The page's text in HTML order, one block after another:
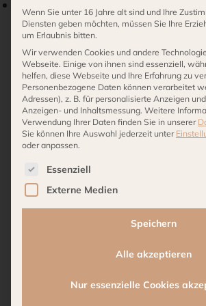
FORM UND FUNKTION:
höhenverstellbar (68–100cm),
Bedienung: Feuer = an, pusten = aus
49,90€
inkl. 19 % MwSt.
Lieferzeit:2-3 Werktage
PHILIPPI
Kerzenständer
Kategorien:
Wenn Sie unter 16 Jahre alt sind und Ihre
Diensten geben möchten, müssen Sie Ihre
um Erlaubnis bitten.
Wir verwenden Cookies und andere
Webseite. Einige von ihnen sind essenziell,
helfen, diese Webseite und Ihre Erfahrung zu
Personenbezogene Daten können verarbeitet
Adressen), z. B. für personalisierte Anzeigen
Anzeigen- und Inhaltsmessung. Weitere
Verwendung Ihrer Daten finden Sie in unserer
Sie können Ihre Auswahl jederzeit unter
oder anpassen.
Es folgt eine Liste der Service-
Essenziell
Externe Medien
Speichern
Alle akzeptieren
Nur essenzielle Cookies